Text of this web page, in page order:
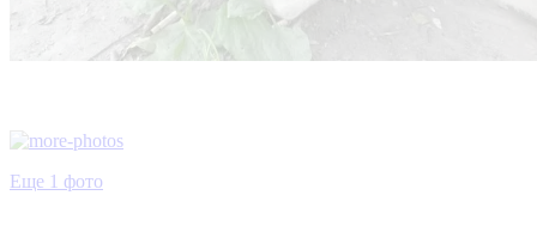
Еще 1 фото